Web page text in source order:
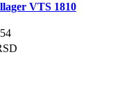
VTS 1810